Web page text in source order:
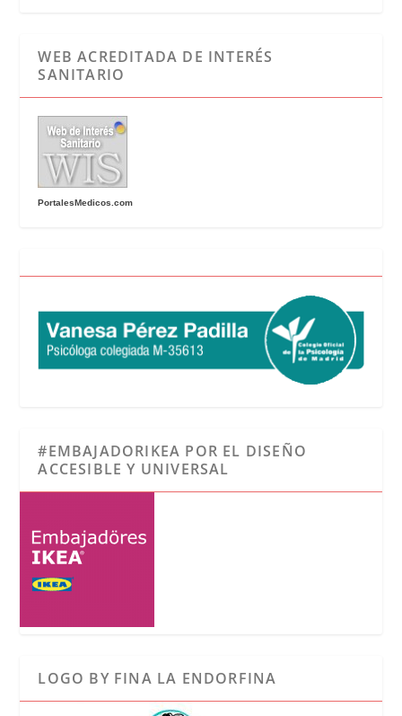
WEB ACREDITADA DE INTERÉS
SANITARIO
PortalesMedicos.com
#EMBAJADORIKEA POR EL DISEÑO
ACCESIBLE Y UNIVERSAL
LOGO BY FINA LA ENDORFINA